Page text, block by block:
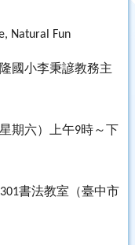
Natural Fun
國小李秉諺教務主
期六）上午9時～下
書法教室（臺中市